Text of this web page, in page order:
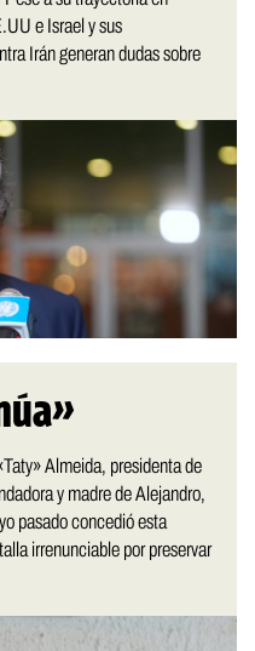
e Israel y sus
Irán generan dudas sobre
Almeida, presidenta de
y madre de Alejandro,
pasado concedió esta
irrenunciable por preservar